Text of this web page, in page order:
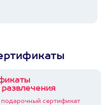
развлечения
сертификат